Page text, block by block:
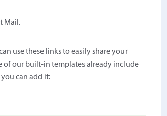
Mail.
use these links to easily share your
of our built-in templates already include
can add it: